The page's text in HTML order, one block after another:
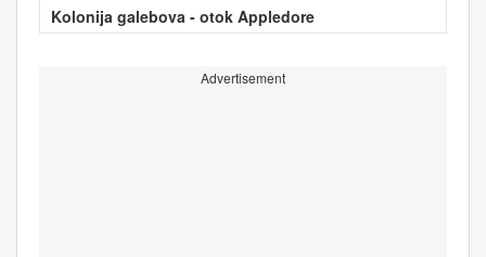
Kolonija galebova - otok Appledore
Advertisement